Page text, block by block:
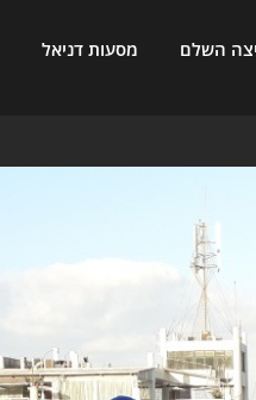
השלם מסעות דניאל